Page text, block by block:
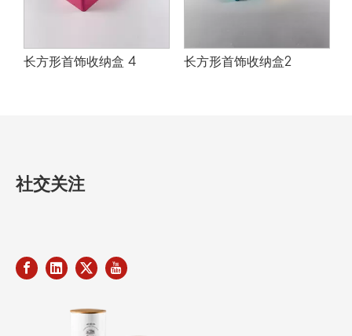
长方形首饰收纳盒 4 长方形首饰收纳盒2
社交关注